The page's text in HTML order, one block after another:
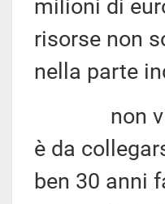
milioni di
risorse non
nella parte
non vi è
è da
ben 30 anni